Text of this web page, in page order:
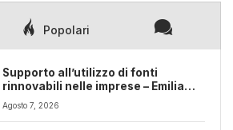
Popolari
Supporto all’utilizzo di fonti
rinnovabili nelle imprese – Emilia
Romagna
Agosto 7, 2026